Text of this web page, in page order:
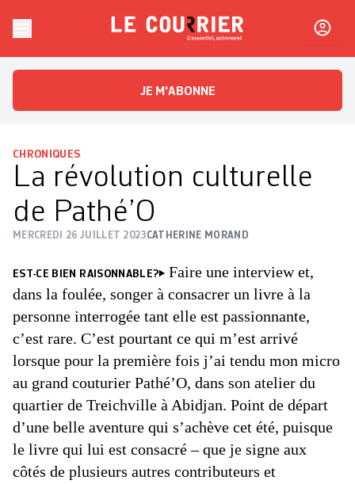
Le CourrierL'essentiel, autrement
JE M'ABONNE
CHRONIQUES
La révolution culturelle
de Pathé’O
MERCREDI 26 JUILLET 2023CATHERINE MORAND
EST-CE BIEN RAISONNABLE?
Faire une interview et,
dans la foulée, songer à consacrer un livre à la
personne interrogée tant elle est passionnante,
c’est rare. C’est pourtant ce qui m’est arrivé
lorsque pour la première fois j’ai tendu mon micro
au grand couturier Pathé’O, dans son atelier du
quartier de Treichville à Abidjan. Point de départ
d’une belle aventure qui s’achève cet été, puisque
le livre qui lui est consacré – que je signe aux
côtés de plusieurs autres contributeurs et